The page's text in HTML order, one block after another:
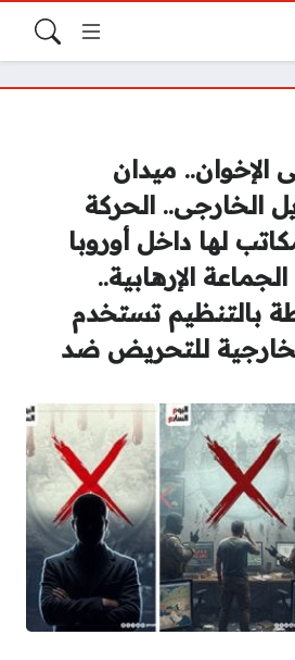
الإخوان.. ميدان
الخارجى.. الحركة
لها داخل أوروبا
الإرهابية..
بالتنظيم تستخدم
للتحريض ضد